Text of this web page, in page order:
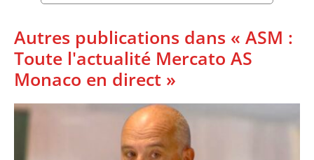
Autres publications dans « ASM :
Toute l'actualité Mercato AS
Monaco en direct »